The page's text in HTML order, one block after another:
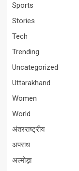
Sports
Stories
Tech
Trending
Uncategorized
Uttarakhand
Women
World
अंतरराष्ट्रीय
अपराध
अल्मोड़ा